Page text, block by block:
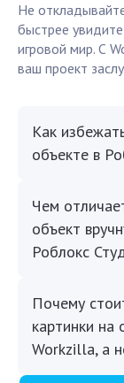
Не
быстрее
игровой мир. С
ваш проект
Как
объекте в
Чем
объект
Роблокс
Почему
картинки на
Workzilla, а